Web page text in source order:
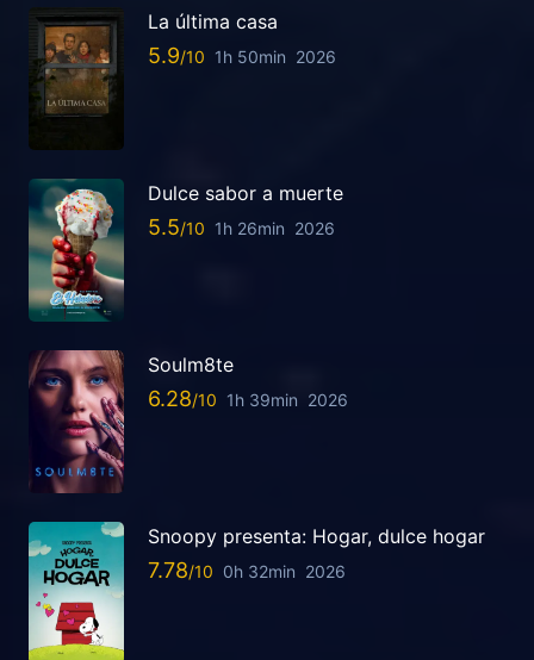
La última casa
5.9 1h 50min 2026
Dulce sabor a muerte
5.5 1h 26min 2026
Soulm8te
6.28 1h 39min 2026
Snoopy presenta: Hogar, dulce hogar
7.78 0h 32min 2026